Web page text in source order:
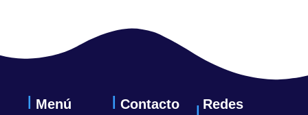
Menú Contacto
Redes